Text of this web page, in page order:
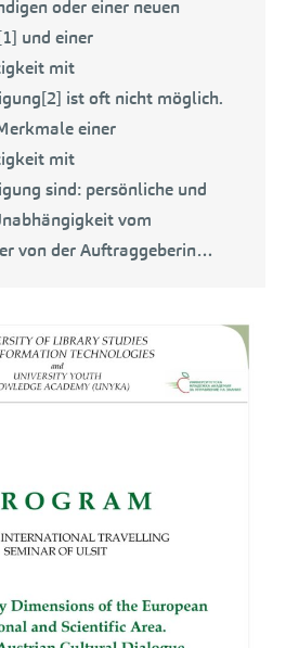
oder einer neuen
und einer
mit
ist oft nicht möglich.
einer
mit
sind: persönliche und
vom
von der Auftraggeberin…